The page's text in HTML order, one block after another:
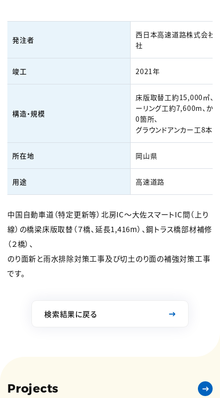
発注者
西日本高速道路株式会
社
竣工 2021年
構造・規模
床版取替工約15,000㎡、
ーリング工約7,600m、か
0箇所、
グラウンドアンカー工8本
所在地 岡山県
用途 高速道路
中国自動車道（特定更新等）北房IC～大佐スマートIC間（上り
線）の橋梁床版取替（７橋、延長1,416m）、鋼トラス橋部材補修
（２橋）、
のり面新と雨水排除対策工事及び切土のり面の補強対策工事
です。
検索結果に戻る
Projects